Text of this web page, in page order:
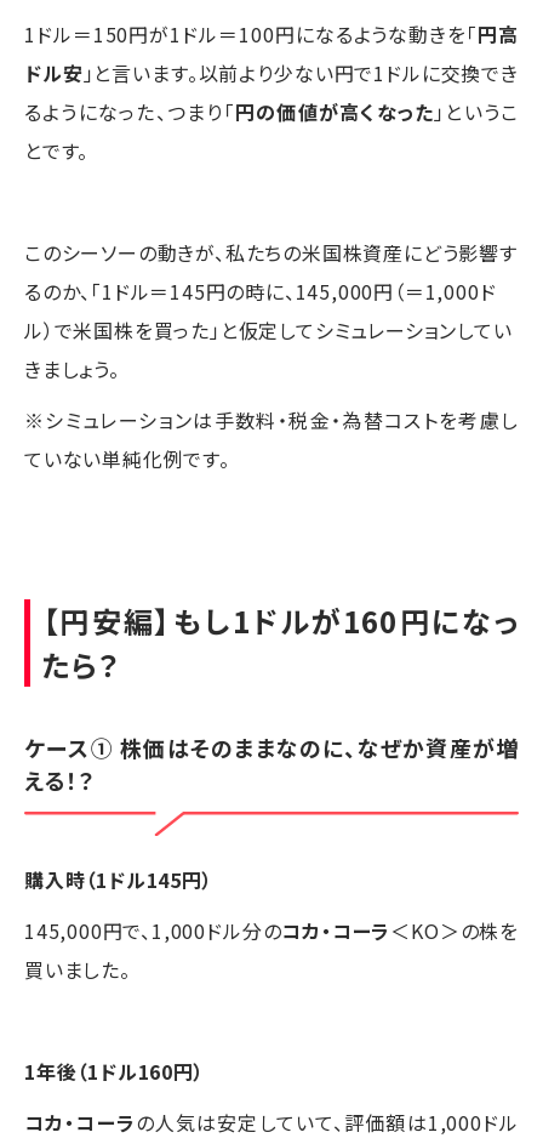
1ドル＝150円が1ドル＝100円になるような動きを「円高
ドル安 」と言います。以前より少ない円で1ドルに交換でき
るようになった、つまり「円の価値が高くなった 」というこ
とです。
このシーソーの動きが、私たちの米国株資産にどう影響す
るのか、「1ドル＝145円の時に、145,000円（＝1,000ド
ル）で米国株を買った」と仮定してシミュレーションしてい
きましょう。
※シミュレーションは手数料・税金・為替コストを考慮し
ていない単純化例です。
【円安編】もし1ドルが160円になっ
たら？
ケース① 株価はそのままなのに、なぜか資産が増
える！？
購入時（1ドル145円）
145,000円で、1,000ドル分のコカ・コーラ ＜KO＞の株を
買いました。
1年後（1ドル160円）
コカ・コーラの人気は安定していて、評価額は1,000ドル